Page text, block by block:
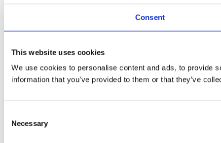
Consent
This website uses cookies
We use cookies to personalise content and ads, to provide
information that you’ve provided to them or that they’ve
Selection
Necessary